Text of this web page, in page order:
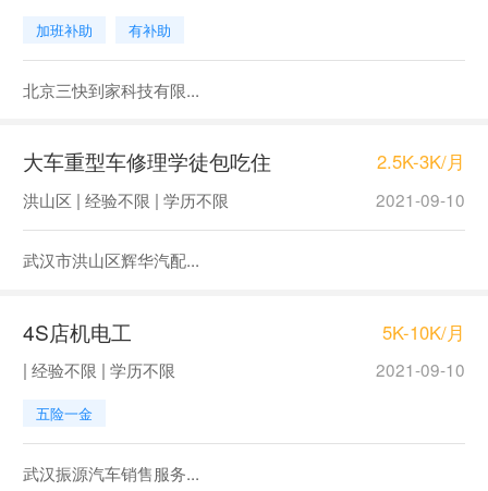
加班补助 有补助
北京三快到家科技有限...
大车重型车修理学徒包吃住 2.5K-3K/月
洪山区 | 经验不限 | 学历不限 2021-09-10
武汉市洪山区辉华汽配...
4S店机电工 5K-10K/月
| 经验不限 | 学历不限 2021-09-10
五险一金
武汉振源汽车销售服务...